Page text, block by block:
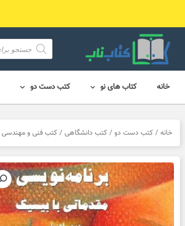
محتوا
محصول
search
خانه کتاب های نو کتب دست دو
خانه / کتب دست دو / کتب دانشگاهی / کتب فنی و مهندسی